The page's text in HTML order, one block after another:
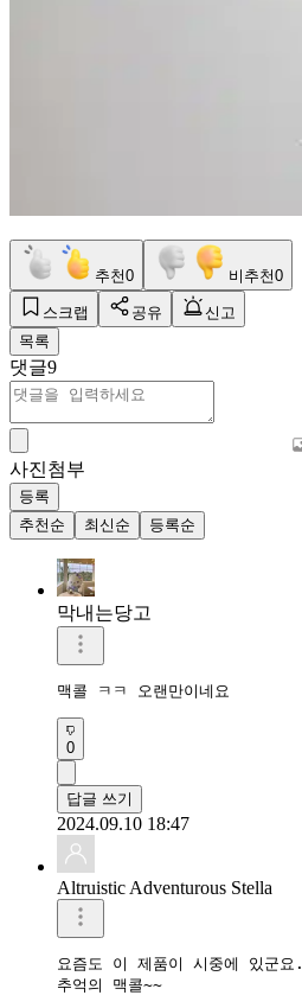
추천0 비추천0
스크랩 공유
신고
목록
댓글9
사진첨부
등록
추천순
최신순 등록순
막내는당고
맥콜 ㅋㅋ 오랜만이네요
0
답글 쓰기
2024.09.10 18:47
Altruistic Adventurous Stella
요즘도 이 제품이 시중에 있군요.
추억의 맥콜~~